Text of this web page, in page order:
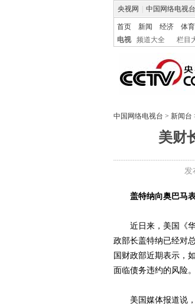
央视网 中国网络电视台
首页 新闻 经济 体育
电视
频道大全 栏目
中国网络电视台 > 新闻台
美财
发
盖特纳向奥巴马
近日来，美国《华
政部长盖特纳已经对
国财政部近期表示，
面临债务违约的风险
美国媒体报道说，